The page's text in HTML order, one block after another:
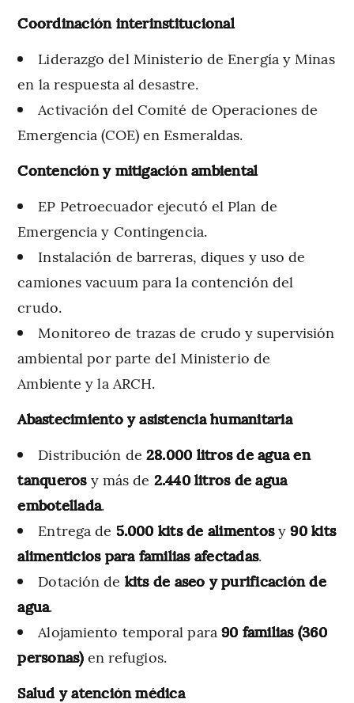
Coordinación interinstitucional
Liderazgo del Ministerio de Energía y Minas
en la respuesta al desastre.
Activación del Comité de Operaciones de
Emergencia (COE) en Esmeraldas.
Contención y mitigación ambiental
EP Petroecuador ejecutó el Plan de
Emergencia y Contingencia.
Instalación de barreras, diques y uso de
camiones vacuum para la contención del
crudo.
Monitoreo de trazas de crudo y supervisión
ambiental por parte del Ministerio de
Ambiente y la ARCH.
Abastecimiento y asistencia humanitaria
Distribución de 28.000 litros de agua en
tanquerosy más de 2.440 litros de agua
embotellada.
Entrega de 5.000 kits de alimentosy90 kits
alimenticios para familias afectadas.
Dotación de kits de aseo y purificación de
agua.
Alojamiento temporal para 90 familias (360
personas)en refugios.
Salud y atención médica